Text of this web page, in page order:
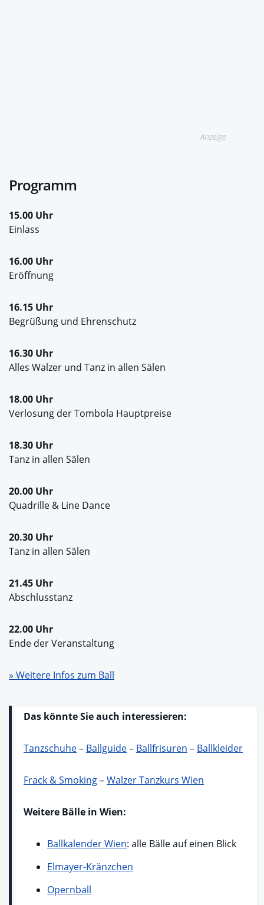
Anzeige
Programm
15.00 Uhr
Einlass
16.00 Uhr
Eröffnung
16.15 Uhr
Begrüßung und Ehrenschutz
16.30 Uhr
Alles Walzer und Tanz in allen Sälen
18.00 Uhr
Verlosung der Tombola Hauptpreise
18.30 Uhr
Tanz in allen Sälen
20.00 Uhr
Quadrille & Line Dance
20.30 Uhr
Tanz in allen Sälen
21.45 Uhr
Abschlusstanz
22.00 Uhr
Ende der Veranstaltung
» Weitere Infos zum Ball
Das könnte Sie auch interessieren:
Tanzschuhe– Ballguide– Ballfrisuren – Ballkleider
Frack & Smoking–Walzer Tanzkurs Wien
Weitere Bälle in Wien:
Ballkalender Wien: alle Bälle auf einen Blick
Elmayer-Kränzchen
Opernball